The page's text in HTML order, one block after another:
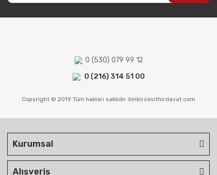
0 (530) 079 99 12
0 (216) 314 51 00
Copyright © 2019 Tüm hakları saklıdır. binbircesithirdavat.com
Kurumsal
Alışveriş